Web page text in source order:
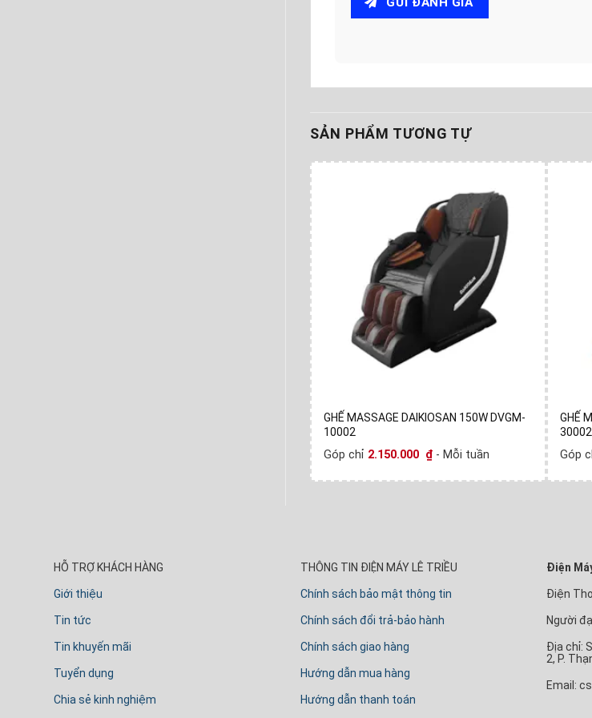
SẢN PHẨM TƯƠNG TỰ
GHẾ MASSAGE DAIKIOSAN 150W DVGM-
10002
Góp chỉ 2.150.000 ₫ - Mỗi tuần
GHẾ
30002
Góp
HỖ TRỢ KHÁCH HÀNG
Giới thiệu
Tin tức
Tin khuyến mãi
Tuyển dụng
Chia sẻ kinh nghiệm
THÔNG TIN ĐIỆN MÁY LÊ TRIỀU
Chính sách bảo mật thông tin
Chính sách đổi trả-bảo hành
Chính sách giao hàng
Hướng dẫn mua hàng
Hướng dẫn thanh toán
Điện
Điện
Người
Địa chỉ:
2, P.
Email: